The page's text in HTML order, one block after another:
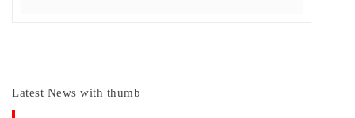
Latest News with thumb